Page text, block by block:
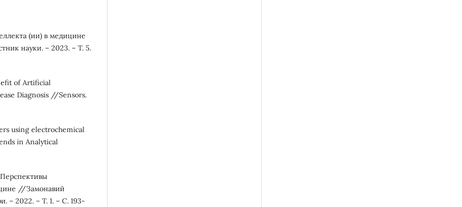
(ии) в медицине
науки. – 2023. – Т. 5.
of Artificial
Diagnosis //Sensors.
using electrochemical
in Analytical
//Замонавий
– 2022. – Т. 1. – С. 193-